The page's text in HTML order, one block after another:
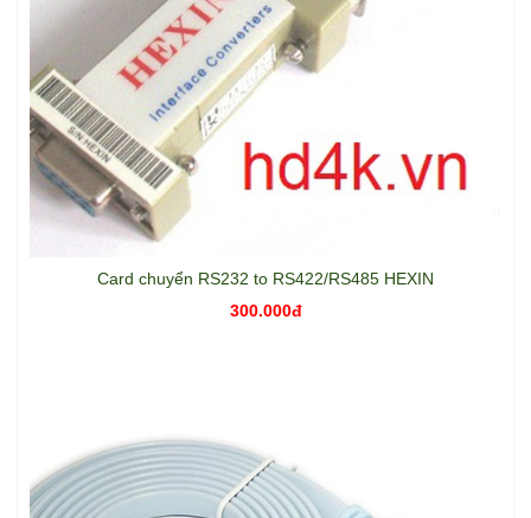
Card chuyển RS232 to RS422/RS485 HEXIN
300.000đ